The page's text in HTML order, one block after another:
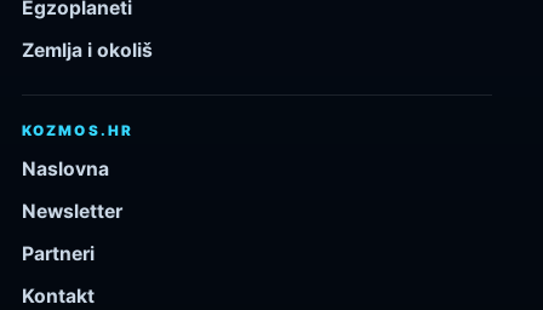
Egzoplaneti
Zemlja i okoliš
KOZMOS.HR
Naslovna
Newsletter
Partneri
Kontakt